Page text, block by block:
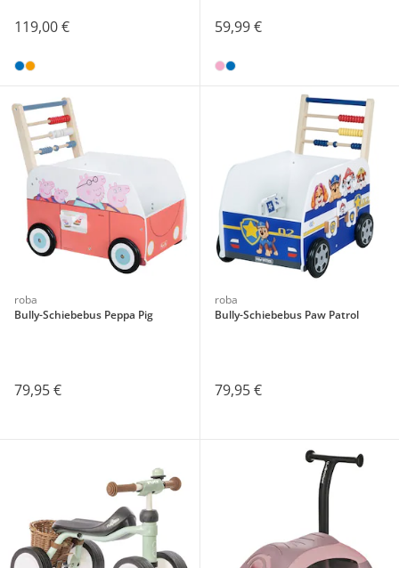
119,00 € 59,99 €
roba
Bully-Schiebebus Peppa Pig
79,95 €
roba
Bully-Schiebebus Paw Patrol
79,95 €